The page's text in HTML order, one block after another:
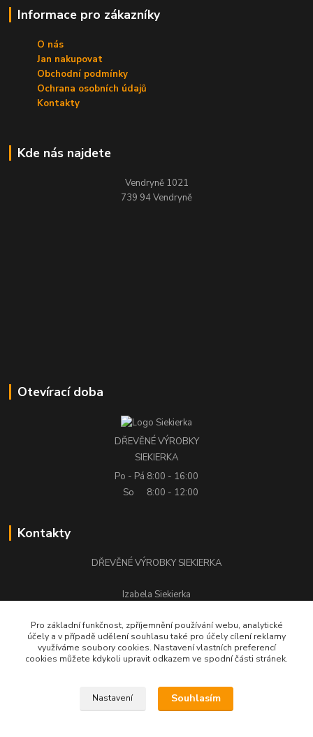
Informace pro zákazníky
O nás
Jan nakupovat
Obchodní podmínky
Ochrana osobních údajů
Kontakty
Kde nás najdete
Vendryně 1021
739 94 Vendryně
Otevírací doba
DŘEVĚNÉ VÝROBKY
SIEKIERKA
Po - Pá 8:00 - 16:00
So
8:00 - 12:00
Kontakty
DŘEVĚNÉ VÝROBKY SIEKIERKA
Izabela Siekierka
stolarstwo.siekierka@seznam.cz
Pro základní funkčnost, zpříjemnění používání webu, analytické
účely a v případě udělení souhlasu také pro účely cílení reklamy
využíváme soubory cookies. Nastavení vlastních preferencí
cookies můžete kdykoli upravit odkazem ve spodní části stránek.
Nastavení Souhlasím